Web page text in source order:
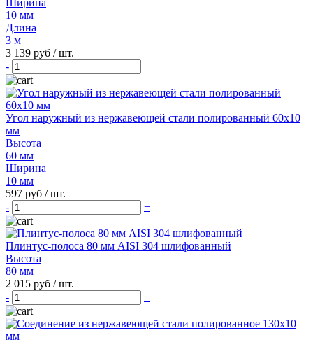
Ширина
10 мм
Длина
3 м
3 139 руб / шт.
-
+
Угол наружный из нержавеющей стали полированный 60х10
мм
Высота
60 мм
Ширина
10 мм
597 руб / шт.
-
+
Плинтус-полоса 80 мм AISI 304 шлифованный
Высота
80 мм
2 015 руб / шт.
-
+